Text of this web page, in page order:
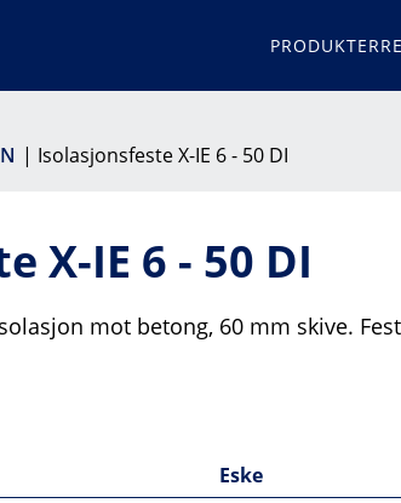
PRODUKTER
| Isolasjonsfeste X-IE 6 - 50 DI
X-IE 6 - 50 DI
mot betong, 60 mm skive.
Eske